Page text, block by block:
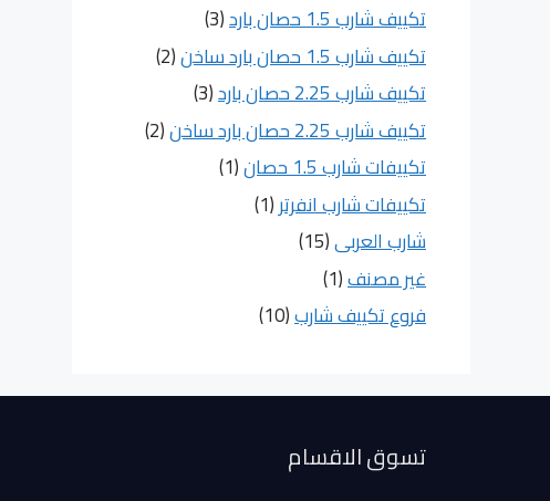
تكييف شارب 1.5 حصان بارد
(3)
تكييف شارب 1.5 حصان بارد ساخن
(2)
تكييف شارب 2.25 حصان بارد
(3)
تكييف شارب 2.25 حصان بارد ساخن
(2)
تكييفات شارب 1.5 حصان
(1)
تكييفات شارب انفرتر(1)
شارب العربى(15)
غير مصنف(1)
فروع تكييف شارب(10)
تسوق الاقسام